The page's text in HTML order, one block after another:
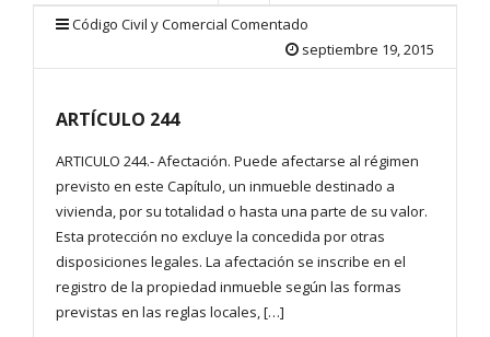
Código Civil y Comercial Comentado
septiembre 19, 2015
ARTÍCULO 244
ARTICULO 244.- Afectación. Puede afectarse al régimen
previsto en este Capítulo, un inmueble destinado a
vivienda, por su totalidad o hasta una parte de su valor.
Esta protección no excluye la concedida por otras
disposiciones legales. La afectación se inscribe en el
registro de la propiedad inmueble según las formas
previstas en las reglas locales, […]